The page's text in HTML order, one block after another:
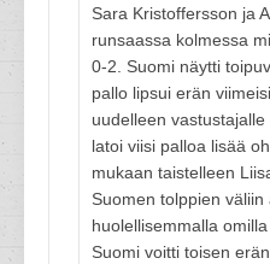
Sara Kristoffersson ja
runsaassa kolmessa
0-2. Suomi näytti
pallo lipsui erän
uudelleen
latoi viisi palloa lisää
mukaan taistelleen
Suomen tolppien
huolellisemmalla
Suomi voitti toisen